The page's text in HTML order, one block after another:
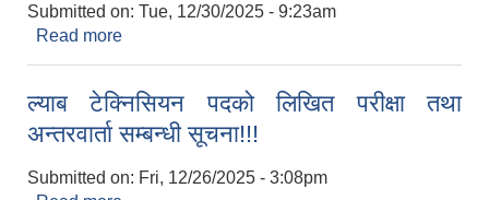
Submitted on: Tue, 12/30/2025 - 9:23am
Read more
ल्याब टेक्निसियन पदको लिखित परीक्षा तथा
अन्तरवार्ता सम्बन्धी सूचना!!!
Submitted on: Fri, 12/26/2025 - 3:08pm